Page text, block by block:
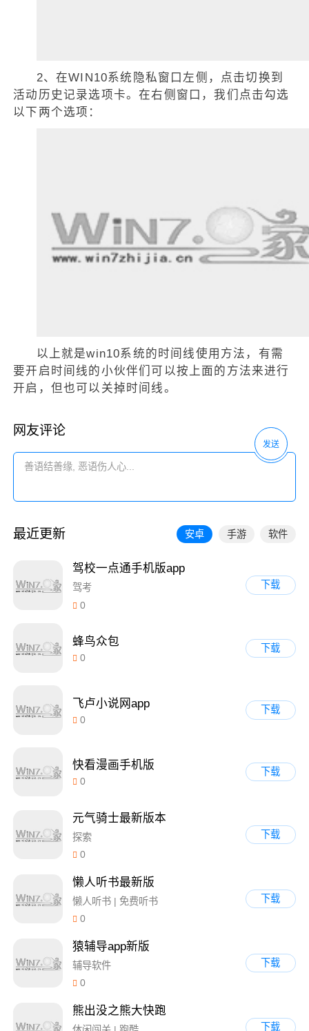
2、在WIN10系统隐私窗口左侧，点击切换到
活动历史记录选项卡。在右侧窗口，我们点击勾选
以下两个选项：
以上就是win10系统的时间线使用方法，有需
要开启时间线的小伙伴们可以按上面的方法来进行
开启，但也可以关掉时间线。
网友评论
发送
最近更新 安卓 手游 软件
驾校一点通手机版app
驾考
0
下载
蜂鸟众包
0
下载
飞卢小说网app
0
下载
快看漫画手机版
0
下载
元气骑士最新版本
探索
0
下载
懒人听书最新版
懒人听书 | 免费听书
0
下载
猿辅导app新版
辅导软件
0
下载
熊出没之熊大快跑
下载